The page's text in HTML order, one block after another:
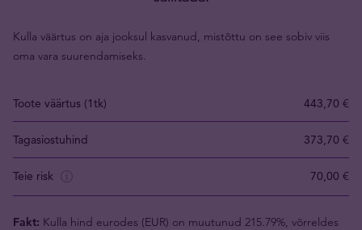
Kulla väärtus on aja jooksul kasvanud, mistõttu on see sobiv viis
oma vara suurendamiseks.
Toote väärtus (1tk) 443,70 €
Tagasiostuhind 373,70 €
Teie risk 70,00 €
Fakt: Kulla hind eurodes (EUR) on muutunud 215.79%, võrreldes